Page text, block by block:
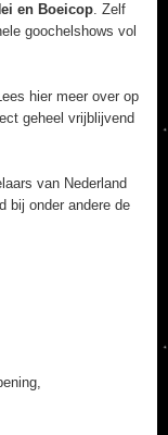
en Boeicop. Zelf
goochelshows vol
hier meer over op
geheel vrijblijvend
van Nederland
bij onder andere de